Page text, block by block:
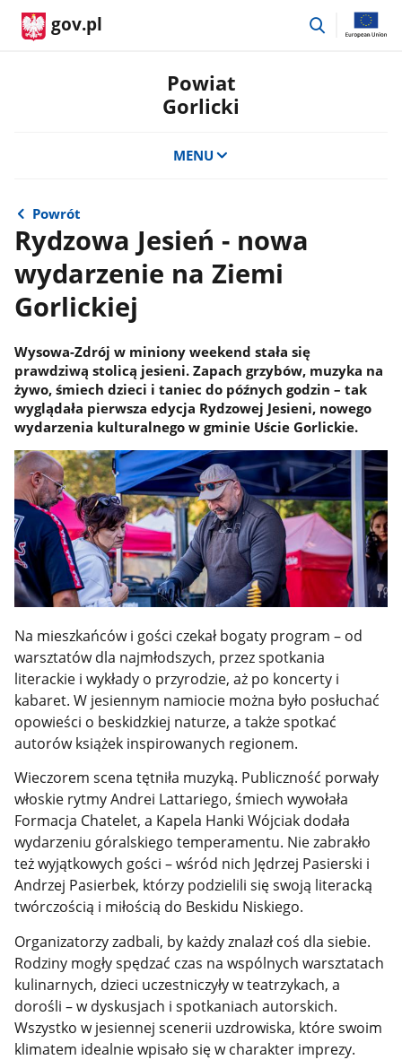
gov.pl
przejdź
Powiat
Gorlicki
MENU
Powrót
Rydzowa Jesień - nowa
wydarzenie na Ziemi
Gorlickiej
Wysowa-Zdrój w miniony weekend stała się
prawdziwą stolicą jesieni. Zapach grzybów, muzyka na
żywo, śmiech dzieci i taniec do późnych godzin – tak
wyglądała pierwsza edycja Rydzowej Jesieni, nowego
wydarzenia kulturalnego w gminie Uście Gorlickie.
Na mieszkańców i gości czekał bogaty program – od
warsztatów dla najmłodszych, przez spotkania
literackie i wykłady o przyrodzie, aż po koncerty i
kabaret. W jesiennym namiocie można było posłuchać
opowieści o beskidzkiej naturze, a także spotkać
autorów książek inspirowanych regionem.
Wieczorem scena tętniła muzyką. Publiczność porwały
włoskie rytmy Andrei Lattariego, śmiech wywołała
Formacja Chatelet, a Kapela Hanki Wójciak dodała
wydarzeniu góralskiego temperamentu. Nie zabrakło
też wyjątkowych gości – wśród nich Jędrzej Pasierski i
Andrzej Pasierbek, którzy podzielili się swoją literacką
twórczością i miłością do Beskidu Niskiego.
Organizatorzy zadbali, by każdy znalazł coś dla siebie.
Rodziny mogły spędzać czas na wspólnych warsztatach
kulinarnych, dzieci uczestniczyły w teatrzykach, a
dorośli – w dyskusjach i spotkaniach autorskich.
Wszystko w jesiennej scenerii uzdrowiska, które swoim
klimatem idealnie wpisało się w charakter imprezy.